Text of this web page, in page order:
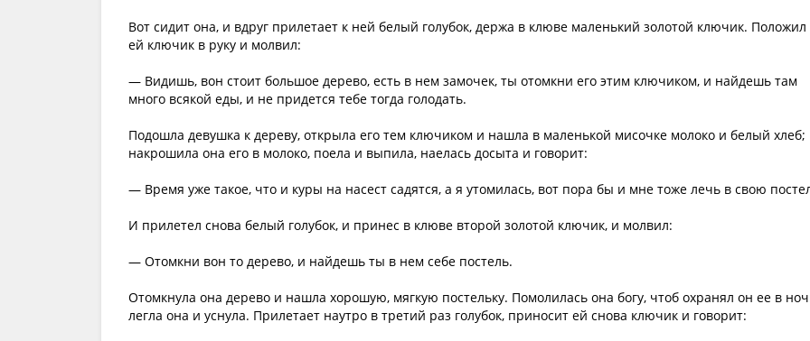
Вот сидит она, и вдруг прилетает к ней белый голубок, держа в клюве маленький золотой ключик. Положил
ей ключик в руку и молвил:
— Видишь, вон стоит большое дерево, есть в нем замочек, ты отомкни его этим ключиком, и найдешь там
много всякой еды, и не придется тебе тогда голодать.
Подошла девушка к дереву, открыла его тем ключиком и нашла в маленькой мисочке молоко и белый хлеб;
накрошила она его в молоко, поела и выпила, наелась досыта и говорит:
— Время уже такое, что и куры на насест садятся, а я утомилась, вот пора бы и мне тоже лечь в свою
И прилетел снова белый голубок, и принес в клюве второй золотой ключик, и молвил:
— Отомкни вон то дерево, и найдешь ты в нем себе постель.
Отомкнула она дерево и нашла хорошую, мягкую постельку. Помолилась она богу, чтоб охранял он ее в
легла она и уснула. Прилетает наутро в третий раз голубок, приносит ей снова ключик и говорит: